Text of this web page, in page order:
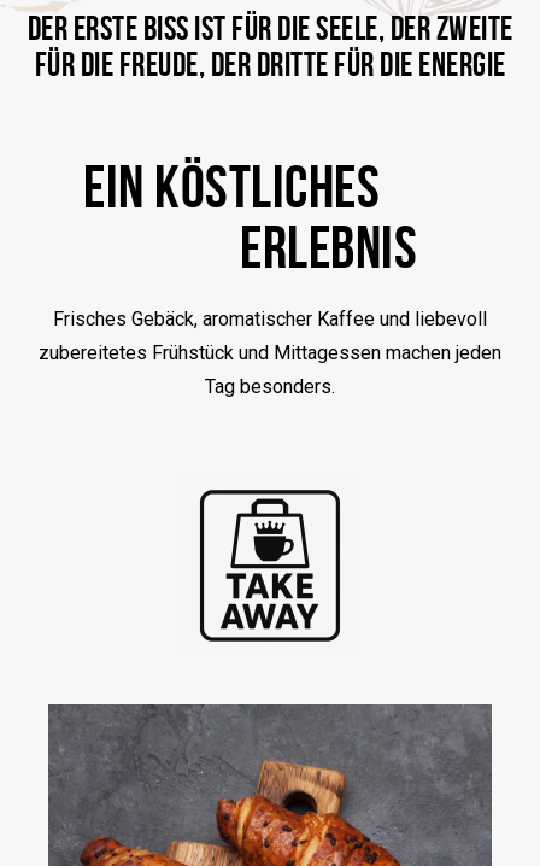
DER ERSTE BISS IST FÜR DIE SEELE, DER ZWEITE
FÜR DIE FREUDE, DER DRITTE FÜR DIE ENERGIE
EIN KÖSTLICHES
ERLEBNIS
Frisches Gebäck, aromatischer Kaffee und liebevoll
zubereitetes Frühstück und Mittagessen machen jeden
Tag besonders.